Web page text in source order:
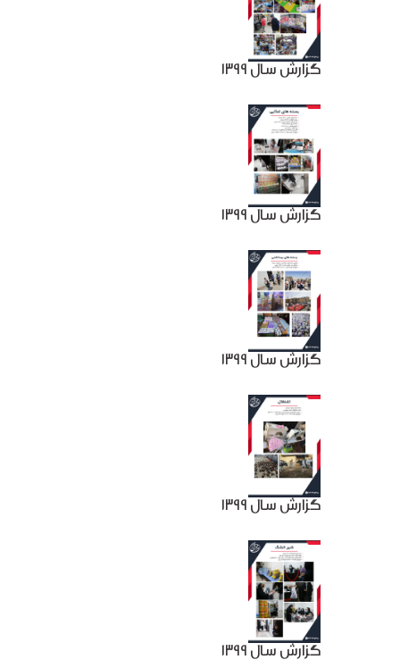
گزارش سال 1399
گزارش سال 1399
گزارش سال 1399
گزارش سال 1399
گزارش سال 1399